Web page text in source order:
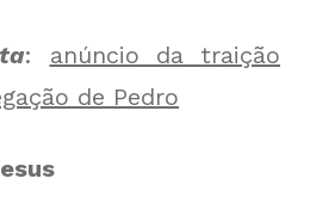
: anúncio da traição
de Pedro